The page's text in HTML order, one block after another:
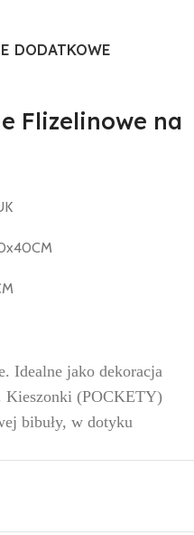
DODATKOWE
Flizelinowe na
Idealne jako dekoracja
Kieszonki (POCKETY)
bibuły, w dotyku